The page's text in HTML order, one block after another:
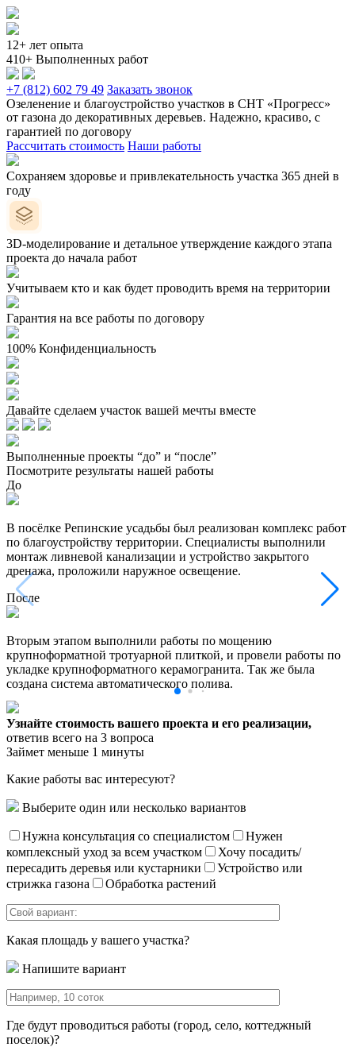
12+ лет опыта
410+ Выполненных работ
+7 (812) 602 79 49 Заказать звонок
Озеленение и благоустройство участков в СНТ «Прогресс»
от газона до декоративных деревьев. Надежно, красиво, с
гарантией по договору
Рассчитать стоимость Наши работы
Сохраняем здоровье и привлекательность участка 365 дней в
году
3D-моделирование и детальное утверждение каждого этапа
проекта до начала работ
Учитываем кто и как будет проводить время на территории
Гарантия на все работы по договору
100% Конфиденциальность
Давайте сделаем участок вашей мечты вместе
Выполненные проекты “до” и “после”
Посмотрите результаты нашей работы
До
В посёлке Репинские усадьбы был реализован комплекс работ
по благоустройству территории. Специалисты выполнили
монтаж ливневой канализации и устройство закрытого
дренажа, проложили наружное освещение.
После
Вторым этапом выполнили работы по мощению
крупноформатной тротуарной плиткой, и провели работы по
укладке крупноформатного керамогранита. Так же была
создана система автоматического полива.
Узнайте стоимость вашего проекта и его реализации,
ответив всего на 3 вопроса
Займет меньше 1 минуты
Какие работы вас интересуют?
Выберите один или несколько вариантов
Нужна консультация со специалистом
Нужен
комплексный уход за всем участком
Хочу посадить/
пересадить деревья или кустарники
Устройство или
стрижка газона
Обработка растений
Какая площадь у вашего участка?
Напишите вариант
Где будут проводиться работы (город, село, коттеджный
поселок)?